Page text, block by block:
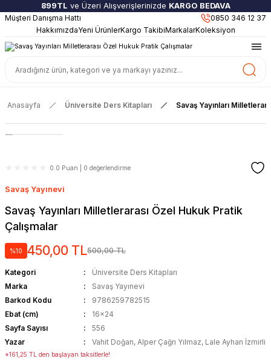
899TL ve Üzeri Alışverişlerinizde KARGO BEDAVA
Güncel ve Sınav Odaklı Kaynaklar
HakkımızdaYeni ÜrünlerKargo TakibiMarkalarKoleksiyon
Müşteri Danışma Hattı 0850 346 12 37
Anasayfa Üniversite Ders Kitapları Savaş Yayınları
0.0 Puan | 0 değerlendirme
Savaş Yayınevi
Savaş Yayınları Milletlerarası Özel Hukuk Pratik
Çalışmalar
%10 450,00 TL500,00 TL
Kategori
Üniversite Ders Kitapları
Marka
Savaş Yayınevi
Barkod Kodu
9786259782515
Ebat (cm)
16x24
Sayfa Sayısı
556
Yazar
Vahit Doğan, Alper Çağrı Yılmaz, Lale Ayhan İzmirli
*161,25 TL den başlayan taksitlerle!